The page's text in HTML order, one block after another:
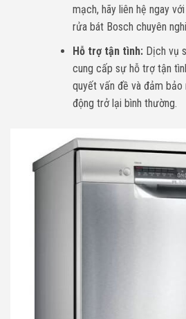
mạch, hãy liên hệ ngay
rửa bát Bosch chuyên
Hỗ trợ tận tình:Dịch vụ
cung cấp sự hỗ trợ tận
quyết vấn đề và đảm
động trở lại bình thường.